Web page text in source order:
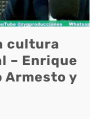
cultura
– Enrique
Armesto y